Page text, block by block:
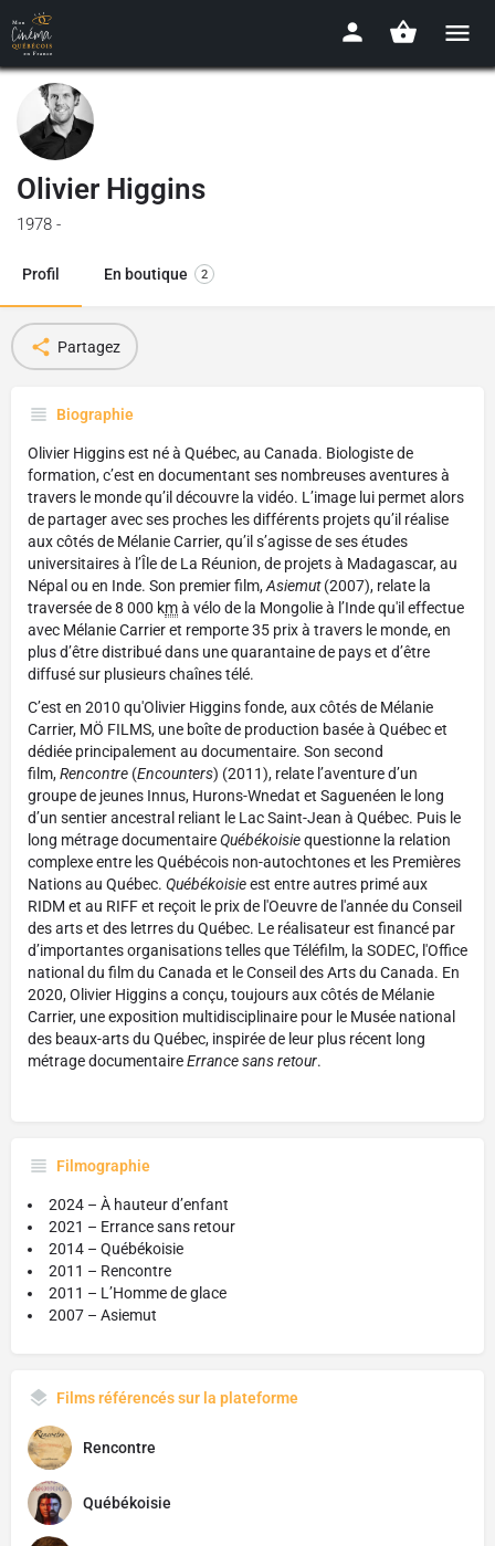
Olivier Higgins
1978 -
Profil En boutique 2
Partagez
Biographie
Olivier Higgins est né à Québec, au Canada. Biologiste de
formation, c’est en documentant ses nombreuses aventures à
travers le monde qu’il découvre la vidéo. L’image lui permet alors
de partager avec ses proches les différents projets qu’il réalise
aux côtés de Mélanie Carrier, qu’il s’agisse de ses études
universitaires à l’Île de La Réunion, de projets à Madagascar, au
Népal ou en Inde. Son premier film,Asiemut(2007), relate la
traversée de 8 000 kmà vélo de la Mongolie à l’Inde qu'il effectue
avec Mélanie Carrier et remporte 35 prix à travers le monde, en
plus d’être distribué dans une quarantaine de pays et d’être
diffusé sur plusieurs chaînes télé.
C’est en 2010 qu'Olivier Higgins fonde, aux côtés de Mélanie
Carrier, MÖ FILMS, une boîte de production basée à Québec et
dédiée principalement au documentaire. Son second
film,Rencontre (Encounters) (2011), relate l’aventure d’un
groupe de jeunes Innus, Hurons-Wnedat et Saguenéen le long
d’un sentier ancestral reliant le Lac Saint-Jean à Québec. Puis le
long métrage documentaireQuébékoisiequestionne la relation
complexe entre les Québécois non-autochtones et les Premières
Nations au Québec. Québékoisieest entre autres primé aux
RIDM et au RIFF et reçoit le prix de l'Oeuvre de l'année du Conseil
des arts et des letrres du Québec. Le réalisateur est financé par
d’importantes organisations telles que Téléfilm, la SODEC, l'Office
national du film du Canada et le Conseil des Arts du Canada. En
2020, Olivier Higgins a conçu, toujours aux côtés de Mélanie
Carrier, une exposition multidisciplinaire pour le Musée national
des beaux-arts du Québec, inspirée de leur plus récent long
métrage documentaireErrance sans retour.
Filmographie
2024 – À hauteur d’enfant
2021 – Errance sans retour
2014 – Québékoisie
2011 – Rencontre
2011 – L’Homme de glace
2007 – Asiemut
Films référencés sur la plateforme
Rencontre
Québékoisie